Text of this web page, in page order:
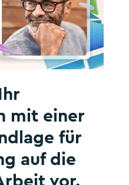
mit einer
für
auf die
vor.